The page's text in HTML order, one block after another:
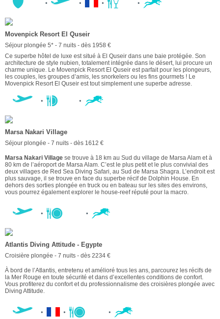
Movenpick Resort El Quseir
Séjour plongée 5* - 7 nuits - dès 1958 €
Ce superbe hôtel de luxe est situé à El Quseir dans une baie protégée. Son
architecture de style nubien, totalement intégrée dans le désert, lui procure un
charme unique. Le Movenpick Resort El Quseir est parfait pour les plongeurs,
les couples, les groupes d’amis, les snorkelers ou les fins gourmets ! Le
Movenpick Resort El Quseir est tout simplement une superbe adresse.
Marsa Nakari Village
Séjour plongée - 7 nuits - dès 1612 €
Marsa Nakari Village se trouve à 18 km au Sud du village de Marsa Alam et à
80 km de l’aéroport de Marsa Alam. C’est le plus petit et le plus convivial des
deux villages de Red Sea Diving Safari, au Sud de Marsa Shagra. L’endroit est
plus sauvage, il se trouve en face du superbe récif de Dolphin House. En
dehors des sorties plongée en truck ou en bateau sur les sites des environs,
vous pourrez également explorer le house-reef réputé pour la macro.
Atlantis Diving Attitude - Egypte
Croisière plongée - 7 nuits - dès 2234 €
À bord de l’Atlantis, entretenu et amélioré tous les ans, parcourez les récifs de
la Mer Rouge en toute sécurité et dans d’excellentes conditions de confort.
Vous profiterez du confort et du professionnalisme des croisières plongée avec
Diving Attitude.